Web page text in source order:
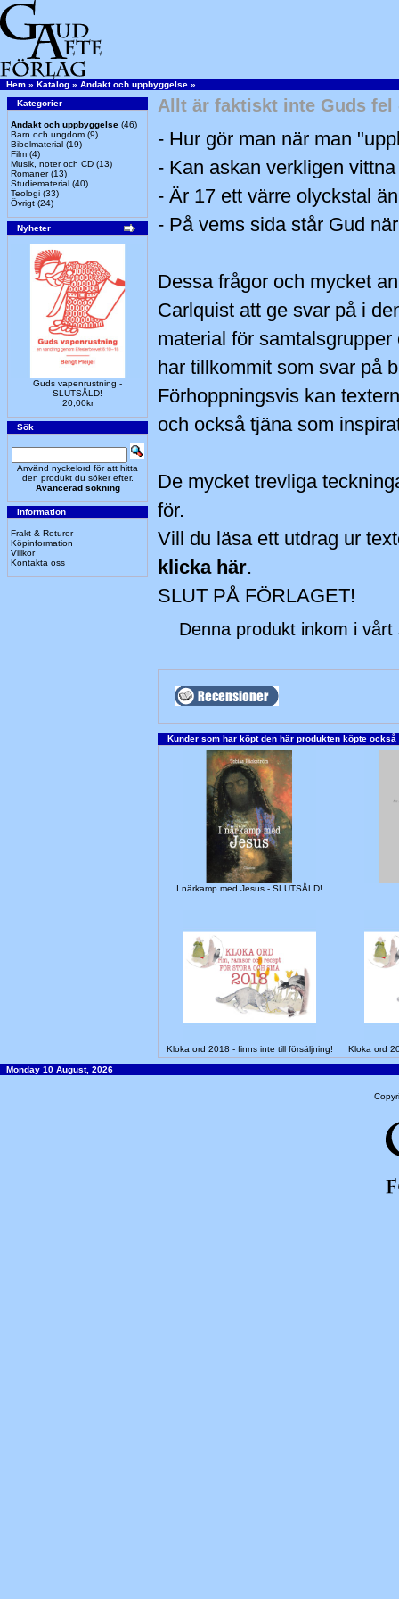
Hem » Katalog » Andakt och uppbyggelse »
Kategorier
Andakt och uppbyggelse (46)
Barn och ungdom (9)
Bibelmaterial (19)
Film (4)
Musik, noter och CD (13)
Romaner(13)
Studiematerial (40)
Teologi (33)
Övrigt (24)
Nyheter
Guds vapenrustning -
SLUTSÅLD!
20,00kr
Sök
Använd nyckelord för att hitta
den produkt du söker efter.
Avancerad sökning
Information
Frakt & Returer
Köpinformation
Villkor
Kontakta oss
Allt är faktiskt inte Guds fel
- Hur gör man när man
- Kan askan verkligen
- Är 17 ett värre olyckstal
- På vems sida står Gud
Dessa frågor och mycket
Carlquist att ge svar på i
material för
har tillkommit som svar på
Förhoppningsvis kan
och också tjäna som
De mycket trevliga
för.
Vill du läsa ett utdrag ur
klicka här.
SLUT PÅ FÖRLAGET!
Denna produkt inkom i
Kunder som har köpt den här produkten köpte också
I närkamp med Jesus - SLUTSÅLD!
Kloka ord 2018 - finns inte till försäljning! Kloka ord
Monday 10 August, 2026